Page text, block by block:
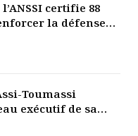
certifie 88
la défense
Côte d’Ivoire
Toumassi
exécutif de sa